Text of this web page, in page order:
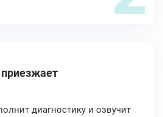
диагностику и озвучит